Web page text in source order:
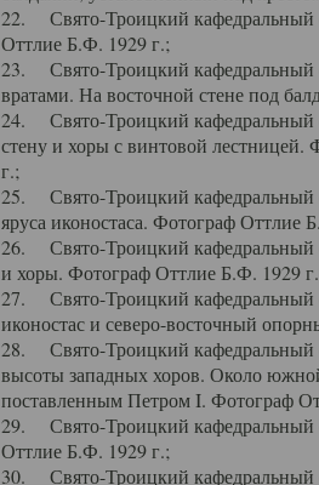
22. Свято-Троицкий кафедральный
Оттлие Б.Ф. 1929 г.;
23. Свято-Троицкий кафедральный
вратами. На восточной стене под
24. Свято-Троицкий кафедральный
стену и хоры с винтовой
г.;
25. Свято-Троицкий кафедральный
яруса иконостаса. Фотограф Оттлие
26. Свято-Троицкий кафедральный
и хоры. Фотограф Оттлие Б.Ф. 1929
27. Свято-Троицкий кафедральный
иконостас и северо-восточный
28. Свято-Троицкий кафедральный
высоты западных хоров. Около
поставленным Петром I. Фотограф
29. Свято-Троицкий кафедральный
Оттлие Б.Ф. 1929 г.;
30. Свято-Троицкий кафедральный